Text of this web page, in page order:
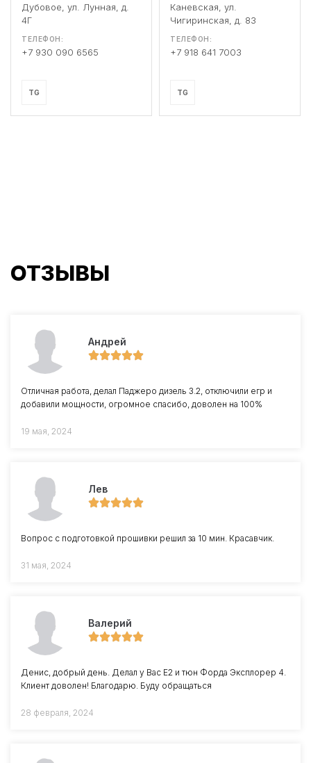
Дубовое, ул. Лунная, д.
4Г
ТЕЛЕФОН:
+7 930 090 6565
TG
Каневская, ул.
Чигиринская, д. 83
ТЕЛЕФОН:
+7 918 641 7003
TG
ОТЗЫВЫ
Андрей
Отличная работа, делал Паджеро дизель 3.2, отключили егр и
добавили мощности, огромное спасибо, доволен на 100%
19 мая, 2024
Лев
Вопрос с подготовкой прошивки решил за 10 мин. Красавчик.
31 мая, 2024
Валерий
Денис, добрый день. Делал у Вас Е2 и тюн Форда Эксплорер 4.
Клиент доволен! Благодарю. Буду обращаться
28 февраля, 2024